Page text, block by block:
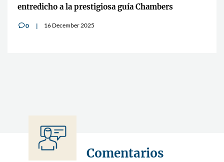
entredicho a la prestigiosa guía Chambers
v0 16 December 2025
Comentarios